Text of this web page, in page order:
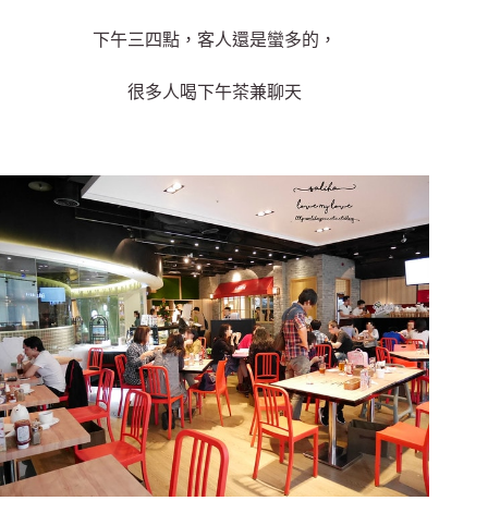
下午三四點，客人還是蠻多的，
很多人喝下午茶兼聊天